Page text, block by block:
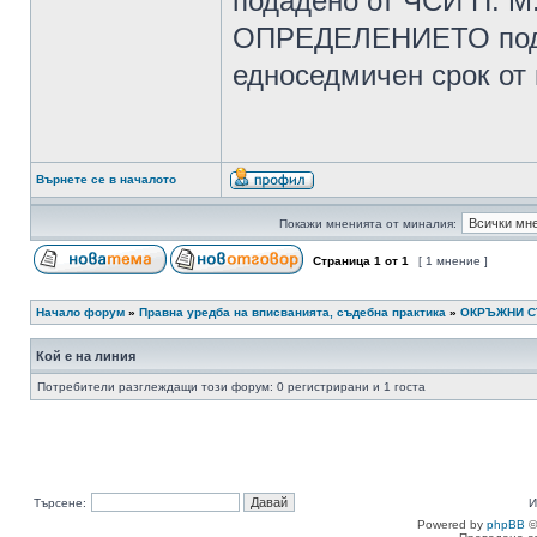
ОПРЕДЕЛЕНИЕТО
едноседмичен срок
Върнете се в началото
Покажи мненията от миналия:
Страница 1 от 1 [ 1 мнение ]
Начало форум » Правна уредба на вписванията, съдебна практика » ОКРЪЖНИ
Кой е на линия
Потребители разглеждащи този форум: 0 регистрирани и 1 госта
Търсене:
Powered by phpBB